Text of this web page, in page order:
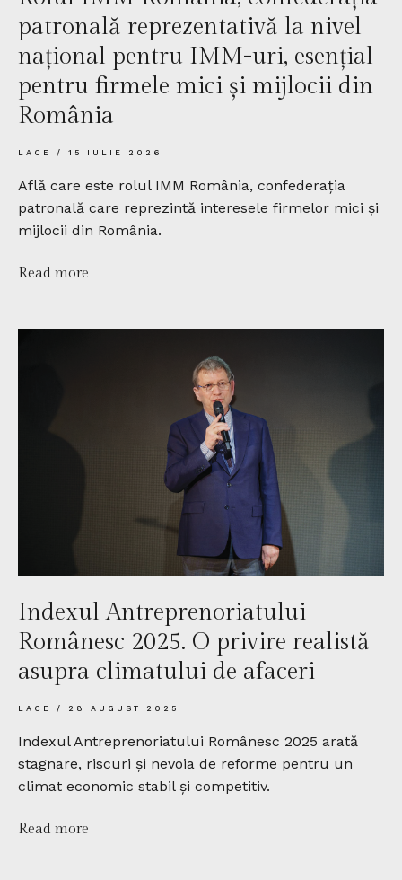
patronală reprezentativă la nivel
național pentru IMM-uri, esențial
pentru firmele mici și mijlocii din
România
LACE 15 IULIE 2026
Află care este rolul IMM România, confederația
patronală care reprezintă interesele firmelor mici și
mijlocii din România.
Read more
Indexul Antreprenoriatului
Românesc 2025. O privire realistă
asupra climatului de afaceri
LACE 28 AUGUST 2025
Indexul Antreprenoriatului Românesc 2025 arată
stagnare, riscuri și nevoia de reforme pentru un
climat economic stabil și competitiv.
Read more